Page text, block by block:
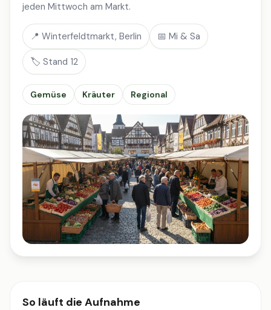
jeden Mittwoch am Markt.
📍 Winterfeldtmarkt, Berlin 📅 Mi & Sa
🏷️ Stand 12
Gemüse Kräuter Regional
So läuft die Aufnahme